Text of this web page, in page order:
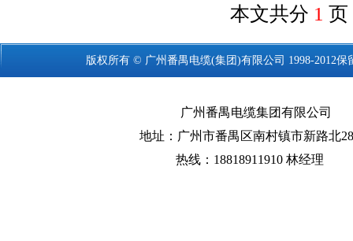
本文共分 1 页
版权所有 © 广州 番禺电缆(集团)有限公司 1998-2012保
广州番禺电缆集团有限公司
地址：广州市番禺区南村镇市新路北
热线：18818911910 林经理